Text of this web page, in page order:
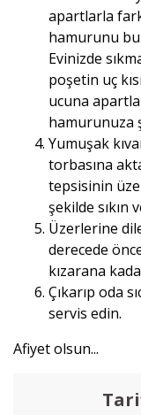
apartlarla
hamurunu
Evinizde
poşetin uç
ucuna
hamurunuza
Yumuşak
torbasına
tepsisinin
şekilde sıkın
Üzerlerine
derecede
kızarana
Çıkarıp oda
servis edin.
Afiyet olsun...